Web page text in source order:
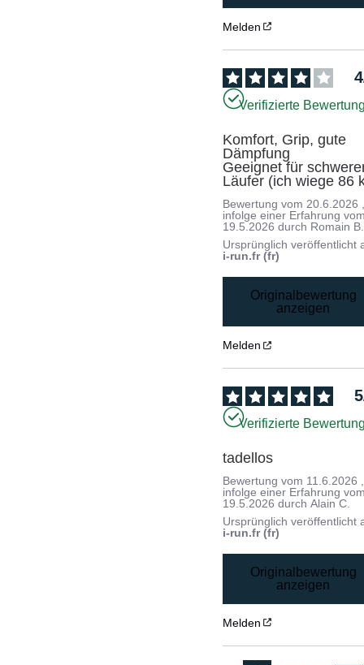
Melden
4
Verifizierte
Komfort, Grip, gute
Dämpfung
Geeignet für
Läufer (ich wiege 86
Bewertung vom 20.6.2026
infolge einer Erfahrung
19.5.2026 durch Romain B.
Ursprünglich veröffentlicht
i-run.fr (fr)
Originalbewertung
anzeigen
Melden
5
Verifizierte
tadellos
Bewertung vom 11.6.2026 ,
infolge einer Erfahrung
19.5.2026 durchAlain C.
Ursprünglich veröffentlicht
i-run.fr (fr)
Originalbewertung
anzeigen
Melden